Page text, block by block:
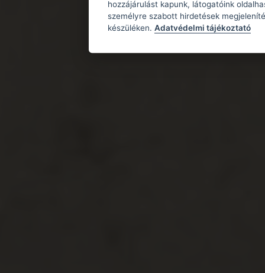
hozzájárulást kapunk, látogatóink
személyre szabott hirdetések
készüléken. Adatvédelmi tájékoztató